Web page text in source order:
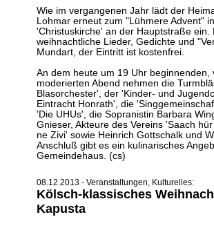
Wie im vergangenen Jahr lädt der
Lohmar erneut zum "Lühmere Advent"
'Christuskirche' an der Hauptstraße ein.
weihnachtliche Lieder, Gedichte und
Mundart, der Eintritt ist kostenfrei.
An dem heute um 19 Uhr
moderierten Abend nehmen die
Blasorchester', der 'Kinder- und
Eintracht Honrath', die
'Die UHUs', die Sopranistin Barbara
Gnieser, Akteure des Vereins 'Saach
ne Zivi' sowie Heinrich Gottschalk und
Anschluß gibt es ein kulinarisches
Gemeindehaus. (cs)
08.12.2013 - Veranstaltungen, Kulturelles:
Kölsch-klassisches
Kapusta